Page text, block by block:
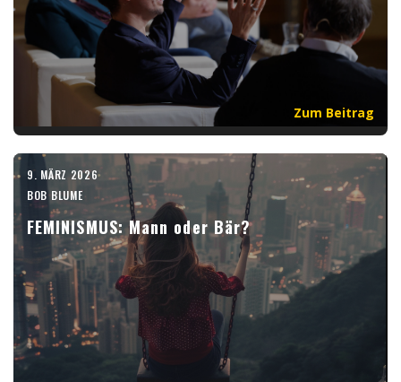
Zum Beitrag
9. MÄRZ 2026
BOB BLUME
FEMINISMUS: Mann oder Bär?